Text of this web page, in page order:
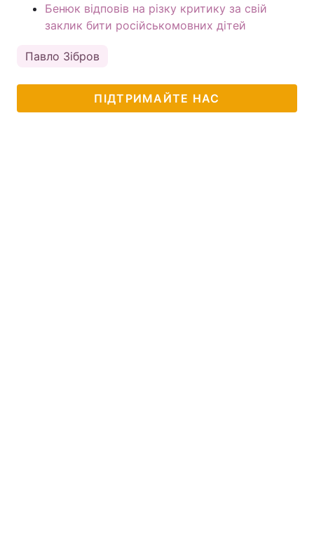
Бенюк відповів на різку критику за свій
заклик бити російськомовних дітей
Павло Зібров
ПІДТРИМАЙТЕ НАС